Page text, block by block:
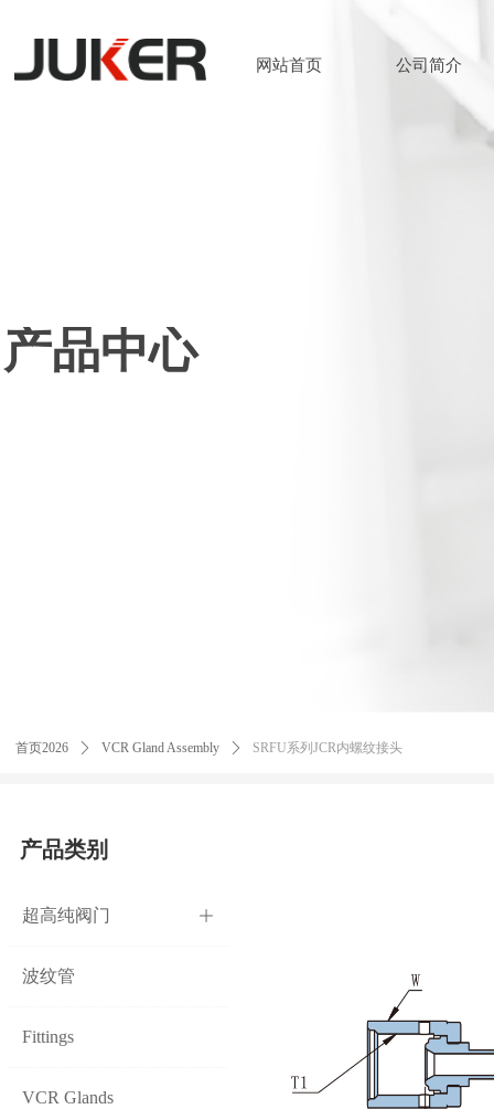
网站首页 公司简介
公司简介
产品中心
首页2026 ꄲ VCR Gland Assembly ꄲ SRFU系列JCR内螺纹接头
ꄶ
超高纯阀门
波纹管
Fittings
VCR Glands
产品类别